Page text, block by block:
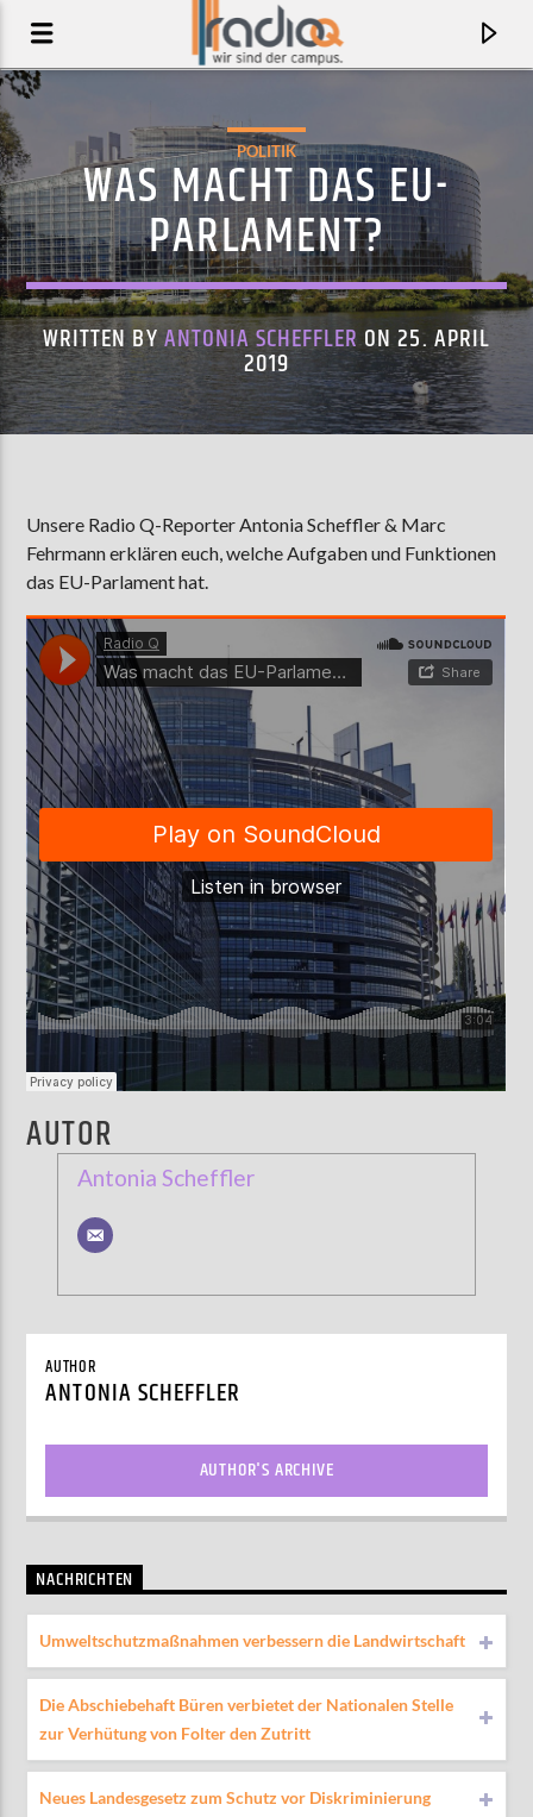
STANDARD FARE
AKTUELLE SENDUNG
COFFEESHOP
09:00 12:00
ZU HÖREN INMünster90,9 MHzSteinfurt103,9 MHz
POLITIK
WAS MACHT DAS EU-
PARLAMENT?
WRITTEN BYANTONIA SCHEFFLERON 25. APRIL
2019
Unsere Radio Q-Reporter Antonia Scheffler & Marc
Fehrmann erklären euch, welche Aufgaben und Funktionen
das EU-Parlament hat.
AUTOR
Antonia Scheffler
AUTHOR
ANTONIA SCHEFFLER
AUTHOR'S ARCHIVE
NACHRICHTEN
Umweltschutzmaßnahmen verbessern die Landwirtschaft
Die Abschiebehaft Büren verbietet der Nationalen Stelle
zur Verhütung von Folter den Zutritt
Neues Landesgesetz zum Schutz vor Diskriminierung